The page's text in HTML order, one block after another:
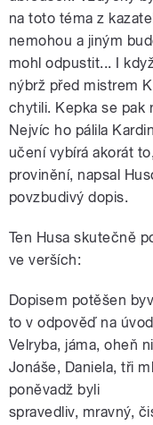
na toto téma z
nemohou a jiným
mohl odpustit... I
nýbrž před mistrem
chytili. Kepka se pak
Nejvíc ho pálila
učení vybírá akorát
provinění, napsal
povzbudivý dopis.
Ten Husa skutečně
ve verších:
Dopisem potěšen
to v odpověď na
Velryba, jáma, oheň
Jonáše, Daniela, tři
poněvadž byli
spravedliv, mravný,